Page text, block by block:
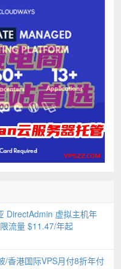
DirectAdmin 虚拟主机年
流量 $11.47/年起
/香港国际VPS月付8折年付